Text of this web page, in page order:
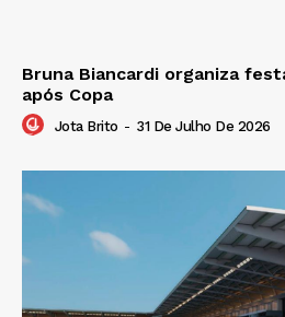
Bruna Biancardi organiza
após Copa
Jota Brito - 31 De Julho De 2026